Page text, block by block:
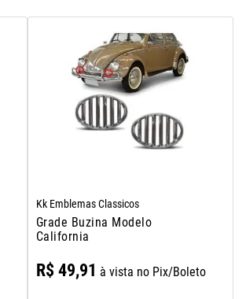
Kk Emblemas Classicos
Grade Buzina Modelo
California
R$ 49,91 à vista no Pix/Boleto